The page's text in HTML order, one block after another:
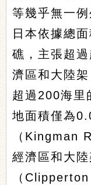
等幾乎無一例
日本依據總
礁，主張超
濟區和大陸
超過200海里
地面積僅為
（Kingman
經濟區和大陸
（